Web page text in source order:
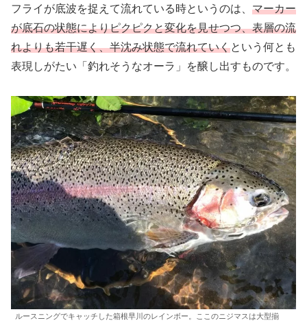
フライが底波を捉えて流れている時というのは、 マーカー
が底石の状態によりピクピクと変化を見せつつ、表層の流
れよりも若干遅く、半沈み状態で流れていくという何とも
表現しがたい「釣れそうなオーラ」を醸し出すものです。
ルースニングでキャッチした箱根早川のレインボー。ここのニジマスは大型揃